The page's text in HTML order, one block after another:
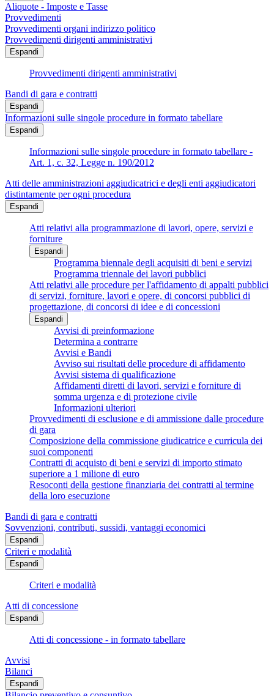
Aliquote - Imposte e Tasse
Provvedimenti
Provvedimenti organi indirizzo politico
Provvedimenti dirigenti amministrativi
Espandi
Provvedimenti dirigenti amministrativi
Bandi di gara e contratti
Espandi
Informazioni sulle singole procedure in formato tabellare
Espandi
Informazioni sulle singole procedure in formato tabellare -
Art. 1, c. 32, Legge n. 190/2012
Atti delle amministrazioni aggiudicatrici e degli enti aggiudicatori
distintamente per ogni procedura
Espandi
Atti relativi alla programmazione di lavori, opere, servizi e
forniture
Espandi
Programma biennale degli acquisiti di beni e servizi
Programma triennale dei lavori pubblici
Atti relativi alle procedure per l'affidamento di appalti pubblici
di servizi, forniture, lavori e opere, di concorsi pubblici di
progettazione, di concorsi di idee e di concessioni
Espandi
Avvisi di preinformazione
Determina a contrarre
Avvisi e Bandi
Avviso sui risultati delle procedure di affidamento
Avvisi sistema di qualificazione
Affidamenti diretti di lavori, servizi e forniture di
somma urgenza e di protezione civile
Informazioni ulteriori
Provvedimenti di esclusione e di ammissione dalle procedure
di gara
Composizione della commissione giudicatrice e curricula dei
suoi componenti
Contratti di acquisto di beni e servizi di importo stimato
superiore a 1 milione di euro
Resoconti della gestione finanziaria dei contratti al termine
della loro esecuzione
Bandi di gara e contratti
Sovvenzioni, contributi, sussidi, vantaggi economici
Espandi
Criteri e modalità
Espandi
Criteri e modalità
Atti di concessione
Espandi
Atti di concessione - in formato tabellare
Avvisi
Bilanci
Espandi